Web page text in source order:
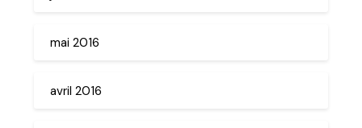
mai 2016
avril 2016